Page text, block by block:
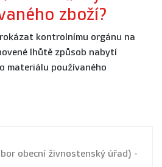
zboží?
kontrolnímu orgánu na
lhůtě způsob nabytí
materiálu používaného
obecní živnostenský úřad) -